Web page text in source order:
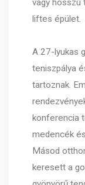
vagy hosszú
liftes épület.
A 27-lyukas
teniszpálya
tartoznak.
konferencia
medencék
Másod
keresett a